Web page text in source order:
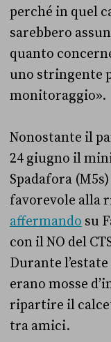
perché in quel
sarebbero
quanto
uno stringente
monitoraggio».
Nonostante il
24 giugno il
Spadafora
favorevole alla
affermando su
con il NO del
Durante
erano mosse
ripartire il
tra amici.